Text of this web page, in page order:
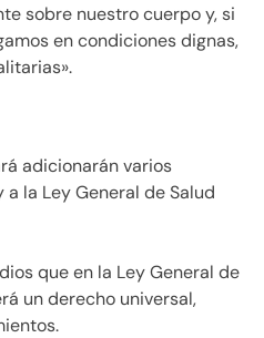
sobre nuestro cuerpo y, si
en condiciones dignas,
adicionarán varios
la Ley General de Salud
que en la Ley General de
un derecho universal,